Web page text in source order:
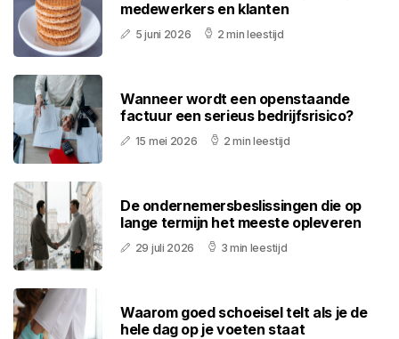
medewerkers en klanten
5 juni 2026 2 min leestijd
Wanneer wordt een openstaande
factuur een serieus bedrijfsrisico?
15 mei 2026 2 min leestijd
De ondernemersbeslissingen die op
lange termijn het meeste opleveren
29 juli 2026 3 min leestijd
Waarom goed schoeisel telt als je de
hele dag op je voeten staat